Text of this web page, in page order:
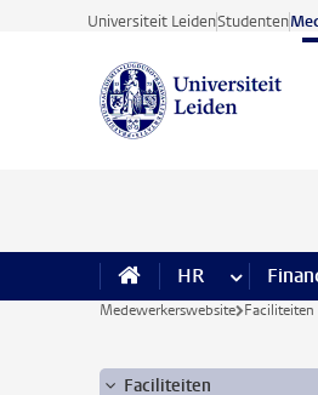
Ga direct naar de inhoud
Universiteit LeidenStudenten
HR meer HR
Medewerkerswebsite Faciliteiten
Faciliteiten